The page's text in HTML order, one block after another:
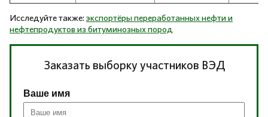
Исследуйте также: экспортёры переработанных нефти и
нефтепродуктов из битуминозных пород
Заказать выборку участников ВЭД
Ваше имя